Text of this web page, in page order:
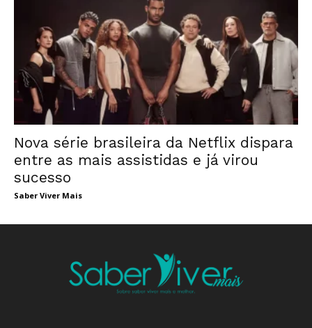
Nova série brasileira da Netflix dispara
entre as mais assistidas e já virou
sucesso
Saber Viver Mais